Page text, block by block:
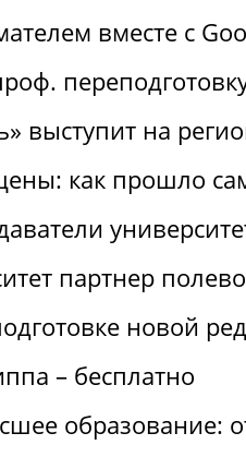
вместе с
выступит на
как прошло
партнер
новой
– бесплатно
образование: